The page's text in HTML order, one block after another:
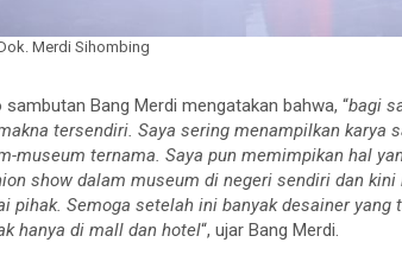
Merdi Sihombing
Bang Merdi mengatakan bahwa, “bagi
tersendiri. Saya sering menampilkan karya
museum ternama. Saya pun memimpikan hal
show dalam museum di negeri sendiri dan
pihak. Semoga setelah ini banyak desainer
hanya di mall dan hotel“, ujar Bang Merdi.